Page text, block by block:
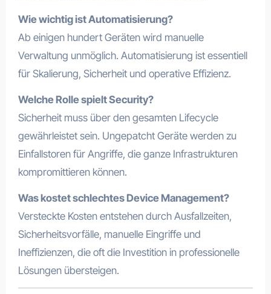
Wie wichtig ist Automatisierung?
Ab einigen hundert Geräten wird manuelle
Verwaltung unmöglich. Automatisierung ist essentiell
für Skalierung, Sicherheit und operative Effizienz.
Welche Rolle spielt Security?
Sicherheit muss über den gesamten Lifecycle
gewährleistet sein. Ungepatcht Geräte werden zu
Einfallstoren für Angriffe, die ganze Infrastrukturen
kompromittieren können.
Was kostet schlechtes Device Management?
Versteckte Kosten entstehen durch Ausfallzeiten,
Sicherheitsvorfälle, manuelle Eingriffe und
Ineffizienzen, die oft die Investition in professionelle
Lösungen übersteigen.